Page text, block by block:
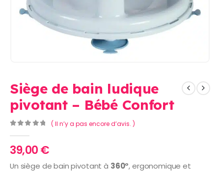
Siège de bain ludique
pivotant – Bébé Confort
( Il n’y a pas encore d’avis. )
39,00€
Un siège de bain pivotant à 360°, ergonomique et